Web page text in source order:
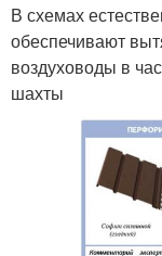
В схемах
обеспечивают
воздуховоды в
шахты